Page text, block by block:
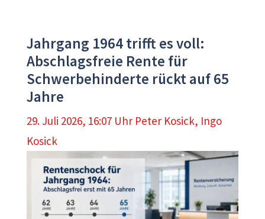
Jahrgang 1964 trifft es voll:
Abschlagsfreie Rente für
Schwerbehinderte rückt auf 65
Jahre
29. Juli 2026, 16:07 Uhr Peter Kosick, Ingo
Kosick